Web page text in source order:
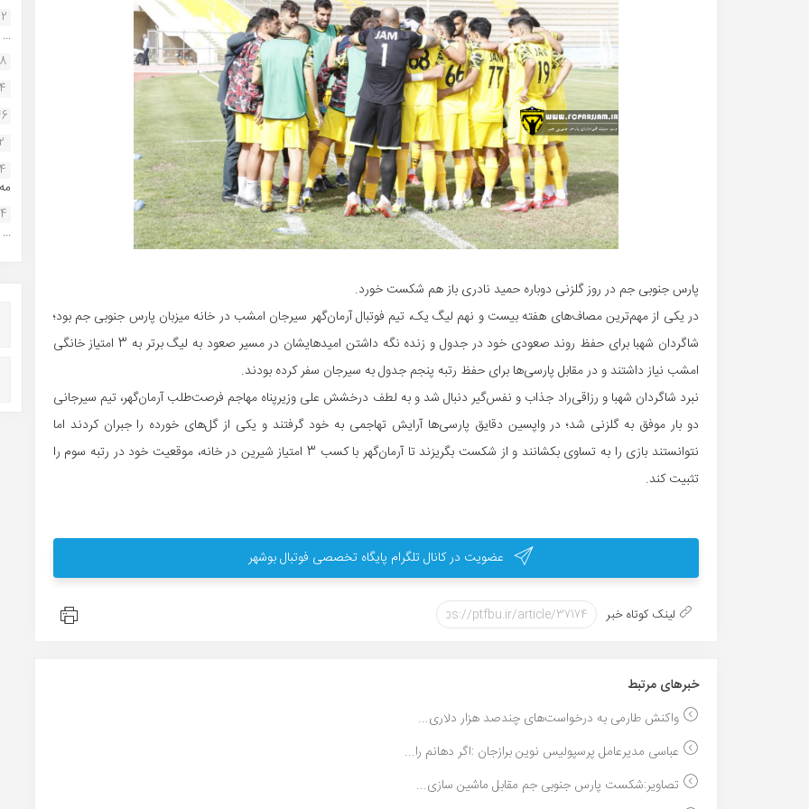
پارس جنوبی جم در روز گلزنی دوباره حمید نادری باز هم شکست خورد.
در یکی از مهم‌ترین مصاف‌های هفته بیست و نهم لیگ یک، تیم فوتبال آرمان‌گهر سیرجان امشب در خانه میزبان پارس جنوبی جم بود؛
شاگردان شهبا برای حفظ روند صعودی خود در جدول و زنده نگه داشتن امیدهایشان در مسیر صعود به لیگ برتر به 3 امتیاز خانگی
امشب نیاز داشتند و در مقابل پارسی‌ها برای حفظ رتبه پنجم جدول به سیرجان سفر کرده بودند.
نبرد شاگردان شهبا و رزاقی‌راد جذاب و نفس‌گیر دنبال شد و به لطف درخشش علی وزیرپناه مهاجم فرصت‌طلب آرمان‌گهر، تیم سیرجانی
دو بار موفق به گلزنی شد؛ در واپسین دقایق پارسی‌ها آرایش تهاجمی به خود گرفتند و یکی از گل‌های خورده را جبران کردند اما
نتوانستند بازی را به تساوی بکشانند و از شکست بگریزند تا آرمان‌گهر با کسب 3 امتیاز شیرین در خانه، موقعیت خود در رتبه سوم را
تثبیت کند.
عضویت در کانال تلگرام پایگاه تخصصی فوتبال بوشهر
لینک کوتاه خبر
خبر‌های مرتبط
واکنش طارمی به درخواست‌های چندصد هزار دلاری...
عباسی مدیرعامل پرسپولیس نوین برازجان :اگر دهانم را...
تصاویر:شکست پارس جنوبی جم مقابل ماشین سازی...
...
...